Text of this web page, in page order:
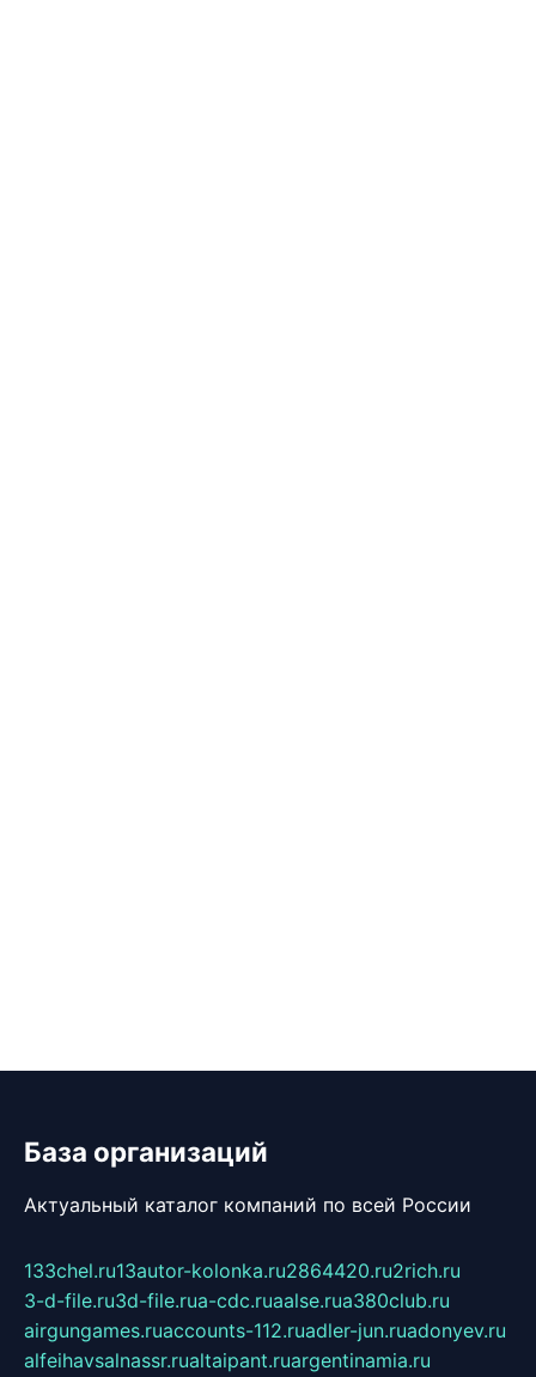
База организаций
Актуальный каталог компаний по всей России
133chel.ru13autor-kolonka.ru2864420.ru2rich.ru
3-d-file.ru3d-file.rua-cdc.ruaalse.rua380club.ru
airgungames.ruaccounts-112.ruadler-jun.ruadonyev.ru
alfeihavsalnassr.rualtaipant.ruargentinamia.ru